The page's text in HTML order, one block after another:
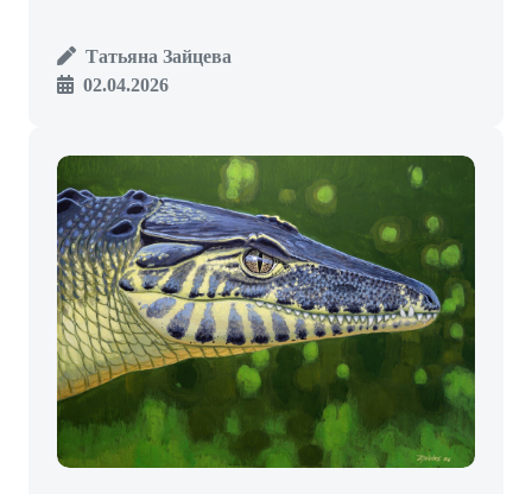
Татьяна Зайцева
02.04.2026